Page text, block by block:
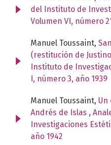
del Instituto de
Volumen VI, número
Manuel Toussaint,
(restitución de
Instituto de
I, número 3, año 1939
Manuel Toussaint, Un
Andrés de Islas ,
Investigaciones
año 1942